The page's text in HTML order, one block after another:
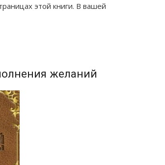
этой книги. В вашей
желаний